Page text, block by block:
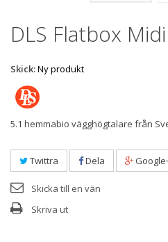
DLS Flatbox
Skick:Ny produkt
5.1 hemmabio vägghögtalare från
Twittra Dela
Skicka till en vän
Skriva ut